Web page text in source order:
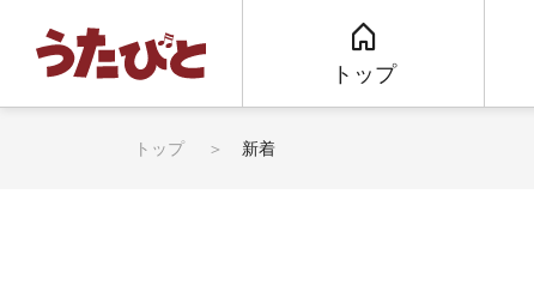
トップ
トップ 新着